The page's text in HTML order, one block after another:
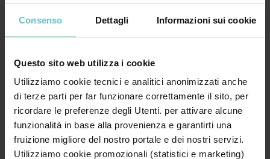
Consenso Dettagli Informazioni sui cookie
Questo sito web utilizza i cookie
Utilizziamo cookie tecnici e analitici anonimizzati anche
di terze parti per far funzionare correttamente il sito, per
ricordare le preferenze degli Utenti. per attivare alcune
funzionalità in base alla provenienza e garantirti una
fruizione migliore del nostro portale e dei nostri servizi.
Utilizziamo cookie promozionali (statistici e marketing)
nell'Informativa privacy